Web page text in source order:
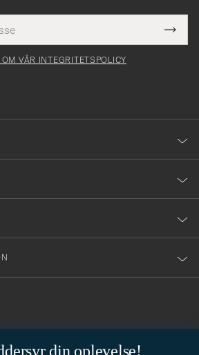
din oplevelse!
OM VÅR INTEGRITETSPOLICY